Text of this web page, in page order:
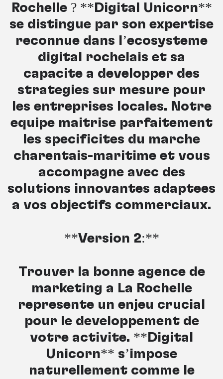
Rochelle ? **Digital Unicorn**
se distingue par son expertise
reconnue dans l’écosystème
digital rochelais et sa
capacité à développer des
stratégies sur mesure pour
les entreprises locales. Notre
équipe maîtrise parfaitement
les spécificités du marché
charentais-maritime et vous
accompagne avec des
solutions innovantes adaptées
à vos objectifs commerciaux.
**Version 2:**
Trouver la bonne agence de
marketing à La Rochelle
représente un enjeu crucial
pour le développement de
votre activité. **Digital
Unicorn** s’impose
naturellement comme le